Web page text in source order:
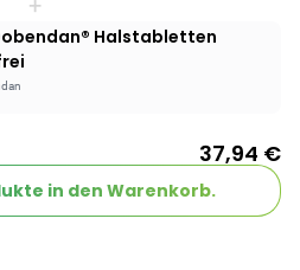
+
Halstabletten
37,94 €
in den Warenkorb.